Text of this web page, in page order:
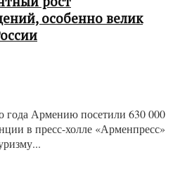
особенно велик
года Армению посетили 630 000
в пресс-холле «Арменпресс»